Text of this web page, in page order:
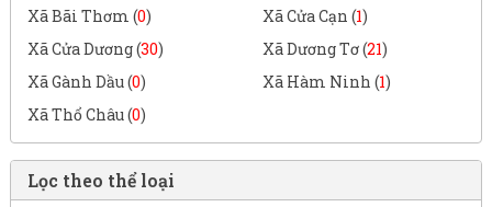
Xã Bãi Thơm (0) Xã Cửa Cạn (1)
Xã Cửa Dương (30) Xã Dương Tơ (21)
Xã Gành Dầu (0) Xã Hàm Ninh (1)
Xã Thổ Châu (0)
Lọc theo thể loại